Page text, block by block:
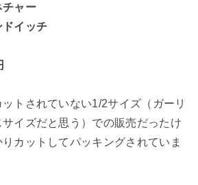
チャー
ドイッチ
トされていない1/2サイズ（ガーリ
イズだと思う）での販売だったけ
カットしてパッキングされていま